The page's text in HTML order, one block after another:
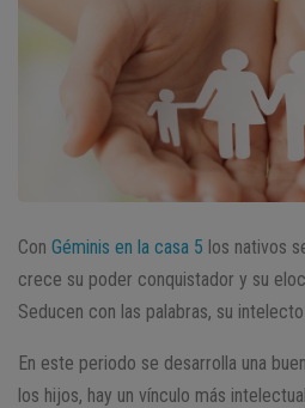
Con Géminis en la casa 5 los nativos
crece su poder conquistador y su
Seducen con las palabras, su intelecto
En este periodo se desarrolla una
los hijos, hay un vínculo más